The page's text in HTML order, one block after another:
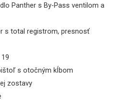
Panther s By-Pass ventilom a
s total registrom, presnosť
s otočným kĺbom
zostavy